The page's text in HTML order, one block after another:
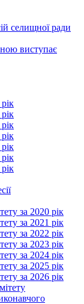
селищної ради
виступає
за 2020 рік
за 2021 рік
за 2022 рік
за 2023 рік
за 2024 рік
за 2025 рік
за 2026 рік